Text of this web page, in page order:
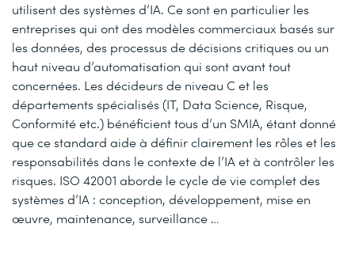
utilisent des systèmes d’IA. Ce sont en particulier les
entreprises qui ont des modèles commerciaux basés sur
les données, des processus de décisions critiques ou un
haut niveau d’automatisation qui sont avant tout
concernées. Les décideurs de niveau C et les
départements spécialisés (IT, Data Science, Risque,
Conformité etc.) bénéficient tous d’un SMIA, étant donné
que ce standard aide à définir clairement les rôles et les
responsabilités dans le contexte de l’IA et à contrôler les
risques. ISO 42001 aborde le cycle de vie complet des
systèmes d’IA : conception, développement, mise en
œuvre, maintenance, surveillance …